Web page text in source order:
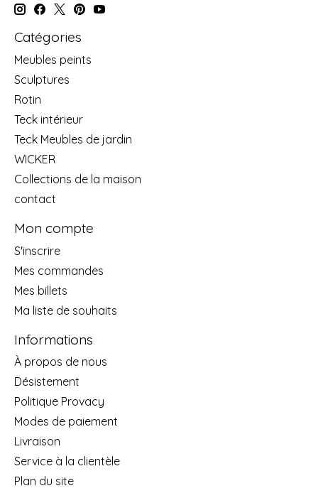
Catégories
Meubles peints
Sculptures
Rotin
Teck intérieur
Teck Meubles de jardin
WICKER
Collections de la maison
contact
Mon compte
S'inscrire
Mes commandes
Mes billets
Ma liste de souhaits
Informations
À propos de nous
Désistement
Politique Provacy
Modes de paiement
Livraison
Service à la clientèle
Plan du site